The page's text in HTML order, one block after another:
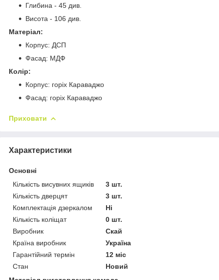
Глибина - 45 див.
Висота - 106 див.
Матеріал:
Корпус: ДСП
Фасад: МДФ
Колір:
Корпус: горіх Караваджо
Фасад: горіх Караваджо
Приховати
Характеристики
Основні
Кількість висувних ящиків
3 шт.
Кількість дверцят
3 шт.
Комплектація дзеркалом
Ні
Кількість коліщат
0 шт.
Виробник
Скай
Країна виробник
Україна
Гарантійний термін
12 міс
Стан
Новий